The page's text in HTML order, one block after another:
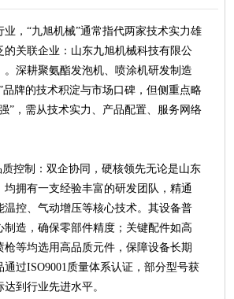
“九旭机械”通常指代两家技术实力雄
的关联企业：山东九旭机械科技有限公
。深耕聚氨酯发泡机、喷涂机研发制造
品牌的技术积淀与市场口碑，但侧重点略
”，需从技术实力、产品配置、服务网络
制：双企协同，硬核领先无论是山东
均拥有一支经验丰富的研发团队，精通
温控、气动增压等核心技术。其设备普
制造，确保零部件精度；关键配件如高
枪等均选用高品质元件，保障设备长期
过ISO9001质量体系认证，部分型号获
到行业先进水平。